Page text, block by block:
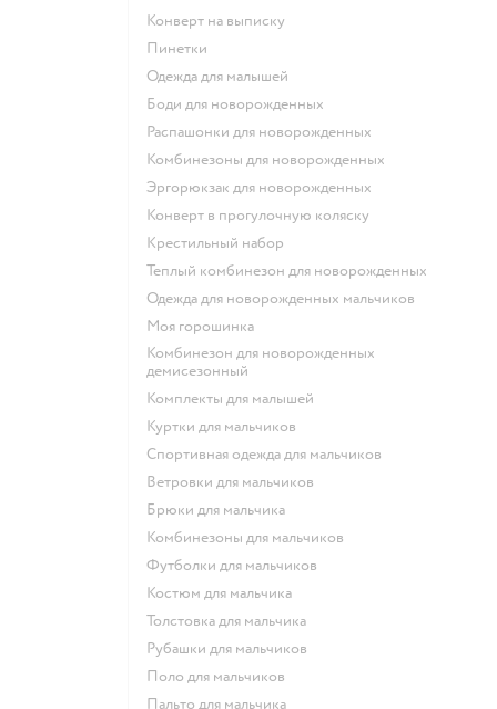
Конверт на выписку
Пинетки
Одежда для малышей
Боди для новорожденных
Распашонки для новорожденных
Комбинезоны для новорожденных
Эргорюкзак для новорожденных
Конверт в прогулочную коляску
Крестильный набор
Теплый комбинезон для новорожденных
Одежда для новорожденных мальчиков
Моя горошинка
Комбинезон для новорожденных
демисезонный
Комплекты для малышей
Куртки для мальчиков
Спортивная одежда для мальчиков
Ветровки для мальчиков
Брюки для мальчика
Комбинезоны для мальчиков
Футболки для мальчиков
Костюм для мальчика
Толстовка для мальчика
Рубашки для мальчиков
Поло для мальчиков
Пальто для мальчика